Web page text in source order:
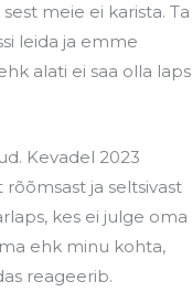
meie ei karista. Ta
leida ja emme
alati ei saa olla laps
Kevadel 2023
ja seltsivast
kes ei julge oma
ehk minu kohta,
reageerib.